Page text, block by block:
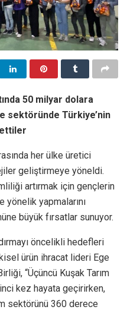
50 milyar dolara
sektöründe Türkiye’nin
her ülke üretici
geliştirmeye yöneldi.
artırmak için gençlerin
yönelik yapmalarını
büyük fırsatlar sunuyor.
öncelikli hedefleri
ürün ihracat lideri Ege
“Üçüncü Kuşak Tarım
kez hayata geçirirken,
sektörünü 360 derece